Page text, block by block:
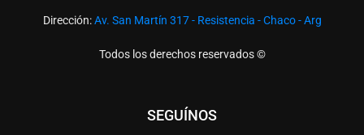
Dirección:Av. San Martín 317 - Resistencia - Chaco - Arg
Todos los derechos reservados ©
SEGUÍNOS